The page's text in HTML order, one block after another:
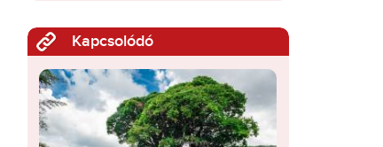
Kapcsolódó